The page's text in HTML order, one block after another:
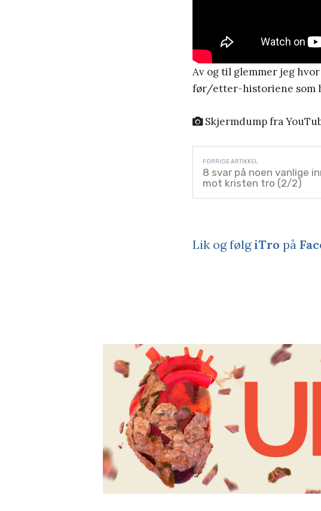
Av og til glemmer jeg
før/etter-historiene som
Skjermdump fra
8 svar på noen vanlige
mot kristen tro (2/2)
Lik og følgiTro på